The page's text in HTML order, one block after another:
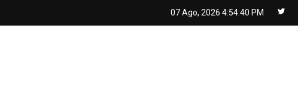
07 Ago, 2026 4:54:41 PM